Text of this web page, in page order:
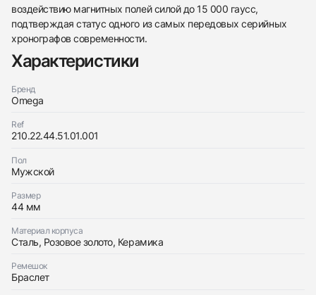
воздействию магнитных полей силой до 15 000 гаусс,
подтверждая статус одного из самых передовых серийных
хронографов современности.
Характеристики
Бренд
Omega
Ref
210.22.44.51.01.001
Пол
Мужской
Размер
44 мм
Материал корпуса
Сталь, Розовое золото, Керамика
Ремешок
Браслет
Оставьте ваши контактные данные и мы свяжемся
SEAMASTER DIVER 300M CO‑AXIAL MASTER
Трейд-ин часов
Omega
Новые